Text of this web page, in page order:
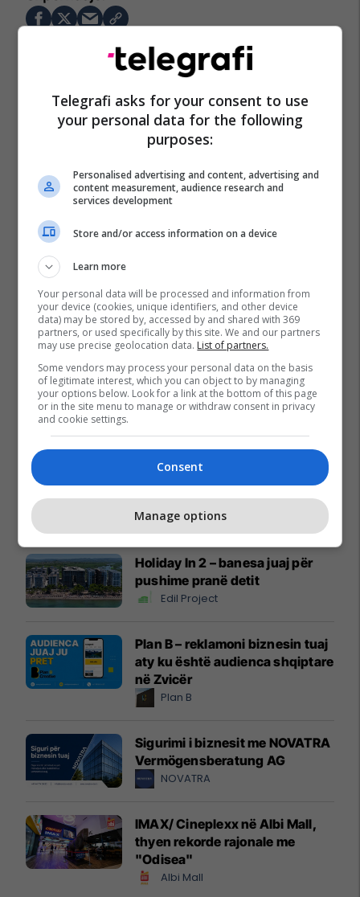
Reklamo këtu
Holiday In 2 – banesa juaj për
pushime pranë detit
Edil Project
Plan B – reklamoni biznesin tuaj
aty ku është audienca shqiptare
në Zvicër
Plan B
Sigurimi i biznesit me NOVATRA
Vermögensberatung AG
NOVATRA
IMAX/ Cineplexx në Albi Mall,
thyen rekorde rajonale me
"Odisea"
Albi Mall
Telegrafi asks for your consent to use
your personal data for the following
purposes:
Personalised advertising and content, advertising and
content measurement, audience research and
services development
Store and/or access information on a device
Learn more
Your personal data will be processed and information from
your device (cookies, unique identifiers, and other device
data) may be stored by, accessed by and shared with 369
partners, or used specifically by this site. We and our partners
may use precise geolocation data. List of partners.
Some vendors may process your personal data on the basis
of legitimate interest, which you can object to by managing
your options below. Look for a link at the bottom of this page
or in the site menu to manage or withdraw consent in privacy
and cookie settings.
Consent
Manage options